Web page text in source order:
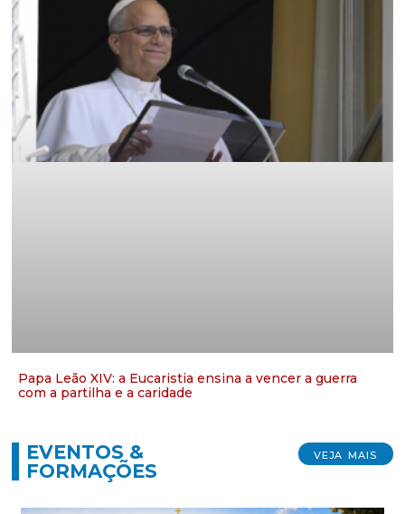
Papa Leão XIV: a Eucaristia ensina a vencer a guerra
com a partilha e a caridade
EVENTOS &
FORMAÇÕES
VEJA MAIS